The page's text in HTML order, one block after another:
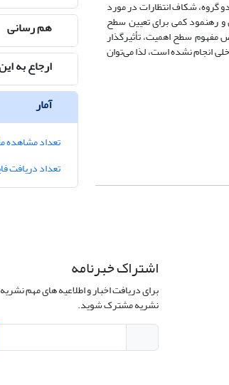
گروه، شکاف انتظارات در مورد
رهنمود کمی برای تعیین سطح
سطح اهمیت، تأثیرگذار
انجام نشده است، لذا می‌توان
هم رسانی
ارجاع به
آمار
تعداد مشاهده
تعداد دریافت
اشتراک خبرنامه
برای دریافت اخبار و اطلاعیه های مهم
نشریه مشترک شوید.